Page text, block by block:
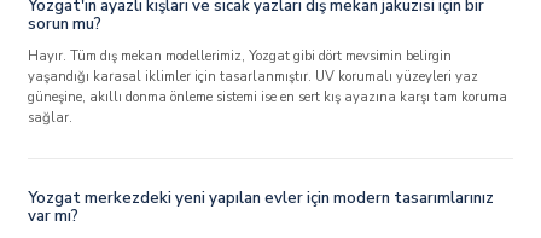
Yozgat'ın ayazlı kışları ve sıcak yazları dış mekan jakuzisi için bir
sorun mu?
Hayır. Tüm dış mekan modellerimiz, Yozgat gibi dört mevsimin belirgin
yaşandığı karasal iklimler için tasarlanmıştır. UV korumalı yüzeyleri yaz
güneşine, akıllı donma önleme sistemi ise en sert kış ayazına karşı tam koruma
sağlar.
Yozgat merkezdeki yeni yapılan evler için modern tasarımlarınız
var mı?